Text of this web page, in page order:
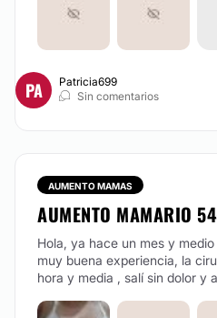
Aumentar, Reducir,
CONTACTAR
procedimientos quirúrgicos
mama ya sea para
Levantar.
CONTACTAR
PA
Patricia699
Sin comentarios
AUMENTO MAMAS
AUMENTO MAMARIO
Hola, ya hace un mes y
muy buena experiencia, la
hora y media , salí sin dolor y